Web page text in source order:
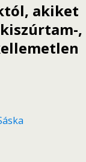
akiket
,